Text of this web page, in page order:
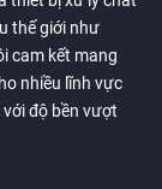
thế giới như
cam kết mang
nhiều lĩnh vực
độ bền vượt